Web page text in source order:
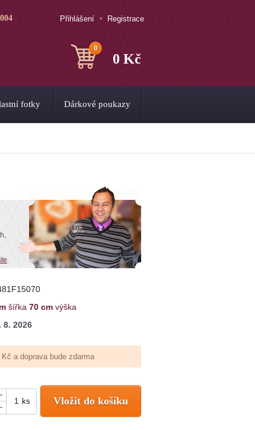
Přihlášení Registrace
0 Kč
0
fotky Dárkové poukazy
.
šířka 70 cm výška
8. 2026
a doprava bude zdarma
ks Vložit do košíku